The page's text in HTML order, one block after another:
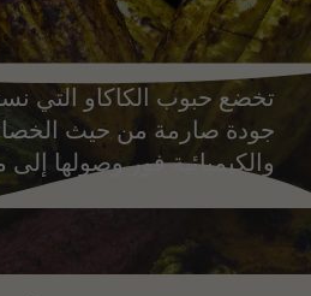
تخضع حبوب الكاكاو التي
جودة صارمة من حيث
والكيميائية فور وصولها إلى